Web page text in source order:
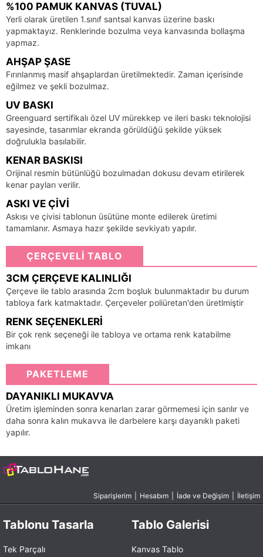
%100 PAMUK KANVAS (TUVAL)
Yerli olarak üretilen 1.sınıf santsal kanvas üzerine baskı
yapmaktayız. Renklerinde bozulma veya kanvasında bollaşma
yapmaz.
AHŞAP ŞASE
Fırınlanmış masif ahşaplardan üretilmektedir. Zaman içerisinde
eğilmez ve şekli bozulmaz.
UV BASKI
Greenguard sertifikalı özel UV mürekkep ve ileri baskı teknolojisi
sayesinde, tasarımlar ekranda görüldüğü şekilde yüksek
doğrulukla basılabilir.
KENAR BASKISI
Orijinal resmin bütünlüğü bozulmadan dokusu devam etirilerek
kenar payları verilir.
ASKI VE ÇIVI
Askısı ve çivisi tablonun üsütüne monte edilerek üretimi
tamamlanır. Asmaya hazır şekilde sevkiyatı yapılır.
ÇERÇEVELİ TABLO
3CM ÇERÇEVE KALINLIĞI
Çerçeve ile tablo arasında 2cm boşluk bulunmaktadır bu durum
tabloya fark katmaktadır. Çerçeveler poliüretan'den üretlmiştir
RENK SEÇENEKLERI
Bir çok renk seçeneği ile tabloya ve ortama renk katabilme
imkanı
PAKETLEME
DAYANIKLI MUKAVVA
Üretim işleminden sonra kenarları zarar görmemesi için sarılır ve
daha sonra kalın mukavva ile darbelere karşı dayanıklı paketi
yapılır.
Siparişlerim Hesabım İade ve Değişim İletişim
Tablonu Tasarla
Tek Parçalı
Tablo Galerisi
Kanvas Tablo